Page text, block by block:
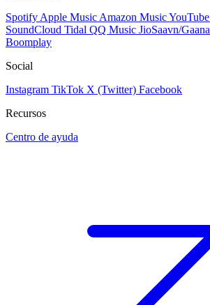
Spotify Apple Music Amazon MusicYouTube
SoundCloud Tidal QQ Music JioSaavn/Gaana
Boomplay
Social
Instagram TikTok X (Twitter) Facebook
Recursos
Centro de ayuda